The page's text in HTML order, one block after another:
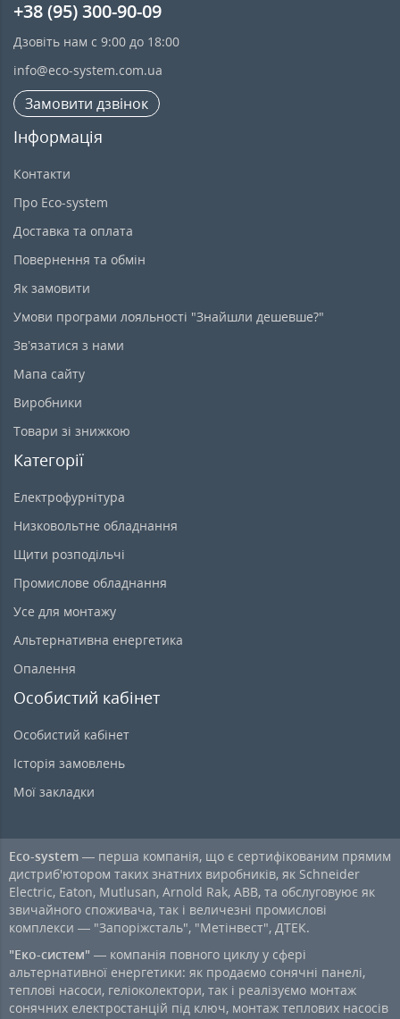
+38 (95) 300-90-09
Дзовіть нам с 9:00 до 18:00
info@eco-system.com.ua
Замовити дзвінок
Інформація
Контакти
Про Eco-system
Доставка та оплата
Повернення та обмін
Як замовити
Умови програми лояльності "Знайшли дешевше?"
Зв’язатися з нами
Мапа сайту
Виробники
Товари зі знижкою
Категорії
Електрофурнітура
Низковольтне обладнання
Щити розподільчі
Промислове обладнання
Усе для монтажу
Альтернативна енергетика
Опалення
Особистий кабінет
Особистий кабінет
Історія замовлень
Мої закладки
Eco-system — перша компанія, що є сертифікованим прямим
дистриб'ютором таких знатних виробників, як Schneider
Electric, Eaton, Mutlusan, Arnold Rak, ABB, та обслуговуює як
звичайного споживача, так і величезні промислові
комплекси — "Запоріжсталь", "Метінвест", ДТЕК.
"Еко-систем" — компанія повного циклу у сфері
альтернативної енергетики: як продаємо сонячні панелі,
теплові насоси, геліоколектори, так і реалізуємо монтаж
сонячних електростанцій під ключ, монтаж теплових насосів